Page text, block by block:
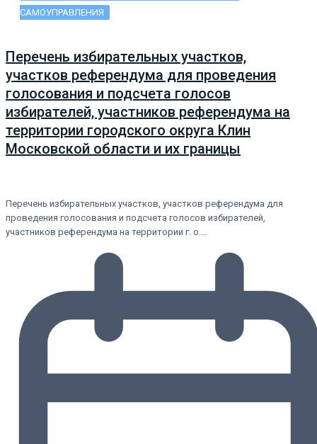
САМОУПРАВЛЕНИЯ
Перечень избирательных участков,
участков референдума для проведения
голосования и подсчета голосов
избирателей, участников референдума на
территории городского округа Клин
Московской области и их границы
Перечень избирательных участков, участков референдума для
проведения голосования и подсчета голосов избирателей,
участников референдума на территории г. о.…